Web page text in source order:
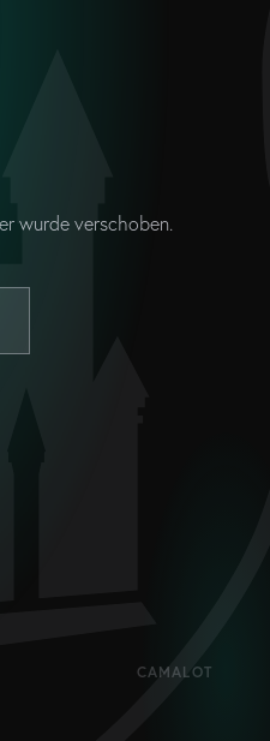
wurde verschoben.
CAMALOT